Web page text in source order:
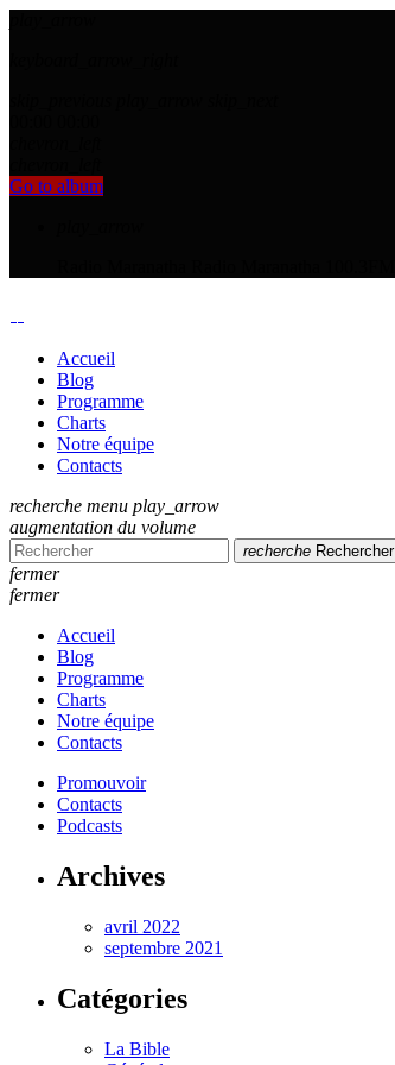
Go to album
Accueil
Blog
Programme
Charts
Notre équipe
Contacts
recherche menu play_arrow
augmentation du volume
recherche Rechercher
fermer
fermer
Accueil
Blog
Programme
Charts
Notre équipe
Contacts
Promouvoir
Contacts
Podcasts
Archives
avril 2022
septembre 2021
Catégories
La Bible